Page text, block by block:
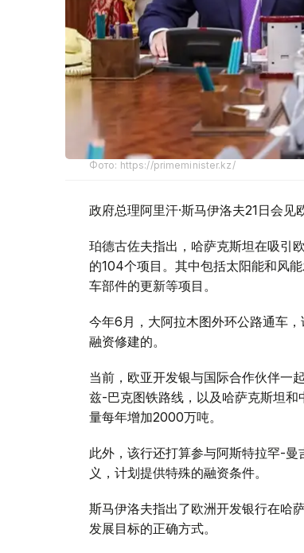
Фото: https://primeminister.kz/
政府总理阿里汗·斯马伊洛夫21日会见
珀德古佐夫指出，哈萨克斯坦在吸引
的104个项目。其中包括太阳能和风
车部件的更新等项目。
今年6月，大阿拉木图外环公路通车
融资修建的。
当前，欧亚开发银与国际合作伙伴一
兹-巴克图铁路线，以及哈萨克斯坦
量每年增加2000万吨。
此外，该行还打算参与阿斯特拉罕-
义，计划提供特殊的融资条件。
斯马伊洛夫指出了欧洲开发银行在哈
发展目标的正确方式。